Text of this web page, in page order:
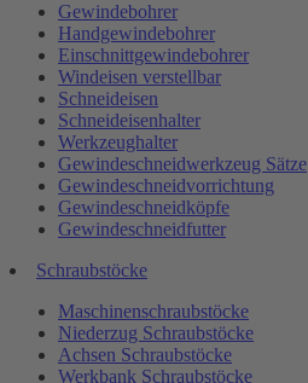
Gewindebohrer
Handgewindebohrer
Einschnittgewindebohrer
Windeisen verstellbar
Schneideisen
Schneideisenhalter
Werkzeughalter
Gewindeschneidwerkzeug Sätze
Gewindeschneidvorrichtung
Gewindeschneidköpfe
Gewindeschneidfutter
Schraubstöcke
Maschinenschraubstöcke
Niederzug Schraubstöcke
Achsen Schraubstöcke
Werkbank Schraubstöcke